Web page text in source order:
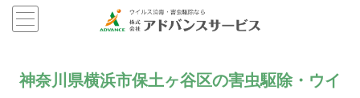
神奈川県横浜市保土ヶ谷区の害虫駆除・ウイ